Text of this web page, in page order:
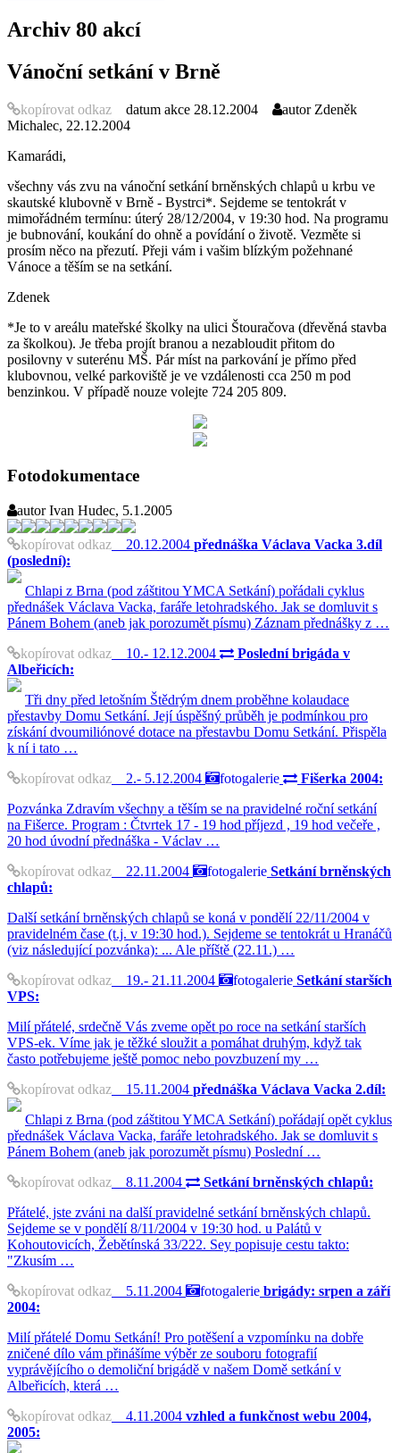
Archiv 80 akcí
Vánoční setkání v Brně
kopírovat odkaz datum akce 28.12.2004 autorZdeněk
Michalec, 22.12.2004
Kamarádi,
všechny vás zvu na vánoční setkání brněnských chlapů u krbu ve
skautské klubovně v Brně - Bystrci*. Sejdeme se tentokrát v
mimořádném termínu: úterý 28/12/2004, v 19:30 hod. Na programu
je bubnování, koukání do ohně a povídání o životě. Vezměte si
prosím něco na přezutí. Přeji vám i vašim blízkým požehnané
Vánoce a těším se na setkání.
Zdenek
*Je to v areálu mateřské školky na ulici Štouračova (dřevěná stavba
za školkou). Je třeba projít branou a nezabloudit přitom do
posilovny v suterénu MŠ. Pár míst na parkování je přímo před
klubovnou, velké parkoviště je ve vzdálenosti cca 250 m pod
benzinkou. V případě nouze volejte 724 205 809.
Fotodokumentace
autorIvan Hudec, 5.1.2005
kopírovat odkaz 20.12.2004 přednáška Václava Vacka 3.díl
(poslední):
Chlapi z Brna (pod záštitou YMCA Setkání) pořádali cyklus
přednášek Václava Vacka, faráře letohradského. Jak se domluvit s
Pánem Bohem (aneb jak porozumět písmu) Záznam přednášky z …
kopírovat odkaz 10.- 12.12.2004
Poslední brigáda v
Albeřicích:
Tři dny před letošním Štědrým dnem proběhne kolaudace
přestavby Domu Setkání. Její úspěšný průběh je podmínkou pro
získání dvoumiliónové dotace na přestavbu Domu Setkání. Přispěla
k ní i tato …
kopírovat odkaz 2.- 5.12.2004 fotogalerie
Fišerka 2004:
Pozvánka Zdravím všechny a těším se na pravidelné roční setkání
na Fišerce. Program : Čtvrtek 17 - 19 hod příjezd , 19 hod večeře ,
20 hod úvodní přednáška - Václav …
kopírovat odkaz 22.11.2004 fotogalerie Setkání brněnských
chlapů:
Další setkání brněnských chlapů se koná v pondělí 22/11/2004 v
pravidelném čase (t.j. v 19:30 hod.). Sejdeme se tentokrát u Hranáčů
(viz následující pozvánka): ... Ale příště (22.11.) …
kopírovat odkaz 19.- 21.11.2004 fotogalerie Setkání starších
VPS:
Milí přátelé, srdečně Vás zveme opět po roce na setkání starších
VPS-ek. Víme jak je těžké sloužit a pomáhat druhým, když tak
často potřebujeme ještě pomoc nebo povzbuzení my …
kopírovat odkaz 15.11.2004 přednáška Václava Vacka 2.díl:
Chlapi z Brna (pod záštitou YMCA Setkání) pořádají opět cyklus
přednášek Václava Vacka, faráře letohradského. Jak se domluvit s
Pánem Bohem (aneb jak porozumět písmu) Poslední …
kopírovat odkaz 8.11.2004
Setkání brněnských chlapů:
Přátelé, jste zváni na další pravidelné setkání brněnských chlapů.
Sejdeme se v pondělí 8/11/2004 v 19:30 hod. u Palátů v
Kohoutovicích, Žebětínská 33/222. Sey popisuje cestu takto:
"Zkusím …
kopírovat odkaz 5.11.2004 fotogalerie brigády: srpen a září
2004:
Milí přátelé Domu Setkání! Pro potěšení a vzpomínku na dobře
zničené dílo vám přinášíme výběr ze souboru fotografií
vyprávějícího o demoliční brigádě v našem Domě setkání v
Albeřicích, která …
kopírovat odkaz 4.11.2004 vzhled a funkčnost webu 2004,
2005: